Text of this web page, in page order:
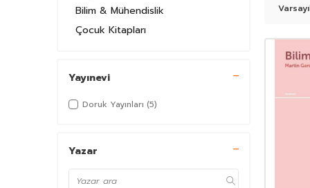
Bilim & Mühendislik
Çocuk Kitapları
Yayınevi
Doruk Yayınları (5)
Yazar